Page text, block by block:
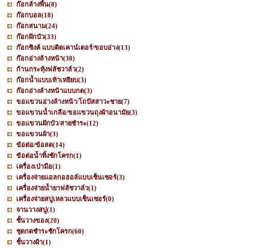
ก๊อกล้างพื้น(8)
ก๊อกบอล(18)
ก๊อกสนาม(24)
ก๊อกฝักบัว(33)
ก๊อกซิงค์ แบบติดเคาน์เตอร์/ขอบอ่าง(13)
ก๊อกอ่างล้างหน้า(30)
ก้านกระทุ้งฟลัชวาล์ว(2)
ก๊อกน้ำแบบเท้าเหยียบ(3)
ก๊อกอ่างล้างหน้าแบบกด(3)
ขอแขวนอ่างล้างหน้า/โถปัสสาวะชาย(7)
ขอแขวนน้ำเกลือ/ขอแขวนถุงผ้าอนามัย(3)
ขอแขวนฝักบัว/สายชำระ(12)
ขอแขวนผ้า(3)
ข้อต่อ/ข้อลด(14)
ข้อต่อน้ำทิ้งชักโครก(1)
เครื่องเป่ามือ(1)
เครื่องจ่ายแอลกอฮอล์แบบเซ็นเซอร์(3)
เครื่องจ่ายน้ำยาฟลัชวาล์ว(1)
เครื่องจ่ายสบู่เหลวแบบเซ็นเซอร์(0)
จานวางสบู่(1)
ชั้นวางของ(20)
ชุดกดชำระชักโครก(60)
ชั้นวางผ้า(1)